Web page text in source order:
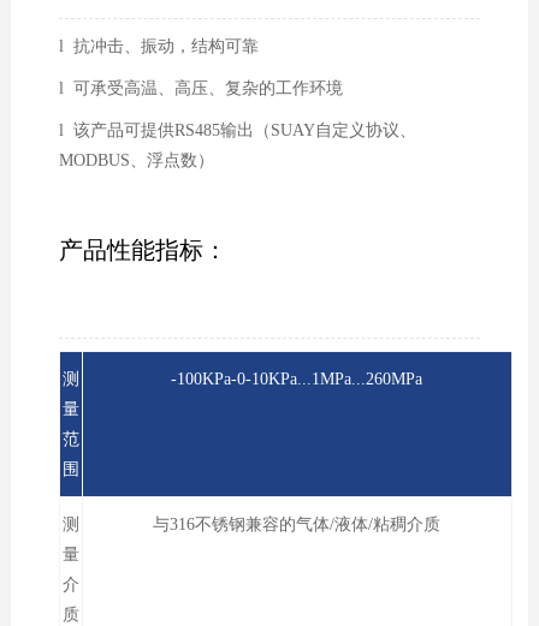
l 抗冲击、振动，结构可靠
l 可承受高温、高压、复杂的工作环境
l 该产品可提供RS485输出（SUAY自定义协议、
MODBUS、浮点数）
产品性能指标：
测
量
范
围
-100KPa-0-10KPa...1MPa...260MPa
测
量
介
质
与316不锈钢兼容的气体/液体/粘稠介质